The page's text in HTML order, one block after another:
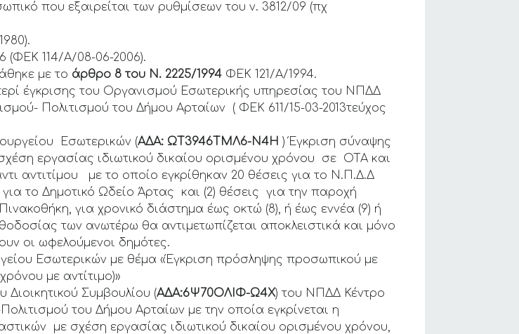
που εξαιρείται των ρυθμίσεων του ν. 3812/09 (πχ
(ΦΕΚ 114/Α/08-06-2006).
με το άρθρο 8 του Ν. 2225/1994 ΦΕΚ 121/Α/1994.
έγκρισης του Οργανισμού Εσωτερικής υπηρεσίας του ΝΠΔΔ
Πολιτισμού του Δήμου Αρταίων ( ΦΕΚ 611/15-03-2013τεύχος
Εσωτερικών (ΑΔΑ: ΩΤ3946ΤΜΛ6-Ν4Η ) Έγκριση σύναψης
εργασίας ιδιωτικού δικαίου ορισμένου χρόνου σε ΟΤΑ και
αντιτίμου με το οποίο εγκρίθηκαν 20 θέσεις για το Ν.Π.Δ.Δ
το Δημοτικό Ωδείο Άρτας και (2) θέσεις για την παροχή
για χρονικό διάστημα έως οκτώ (8), ή έως εννέα (9) ή
των ανωτέρω θα αντιμετωπίζεται αποκλειστικά και μόνο
οι ωφελούμενοι δημότες.
Εσωτερικών με θέμα «Έγκριση πρόσληψης προσωπικού με
με αντίτιμο)»
Συμβουλίου (ΑΔΑ:6Ψ70ΟΛΙΦ-Ω4Χ) του ΝΠΔΔ Κέντρο
του Δήμου Αρταίων με την οποία εγκρίνεται η
με σχέση εργασίας ιδιωτικού δικαίου ορισμένου χρόνου,